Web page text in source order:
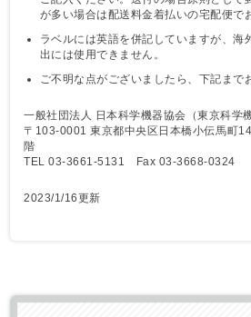
が多い場合は配送料金着払いの宅配便で
ラベルには英語を併記していますが、海
出には使用できません。
ご不明な点がございましたら、下記まで
一般社団法人 日本科学機器協会（東京科学
〒103-0001 東京都中央区日本橋小伝馬町
階
TEL 03-3661-5131 Fax 03-3668-0324
2023/1/16更新